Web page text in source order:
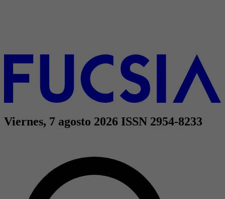
Viernes, 7 agosto 2026 ISSN 2954-8233